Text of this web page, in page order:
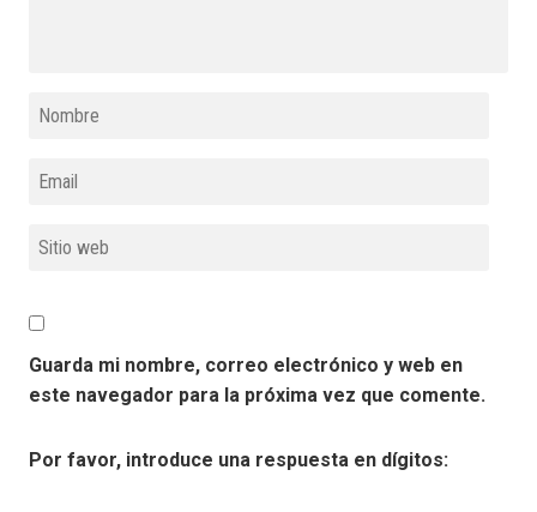
Guarda mi nombre, correo electrónico y web en
este navegador para la próxima vez que comente.
Por favor, introduce una respuesta en dígitos: